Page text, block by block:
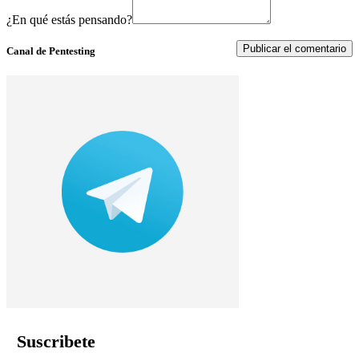
¿En qué estás pensando?
Canal de Pentesting
Suscribete